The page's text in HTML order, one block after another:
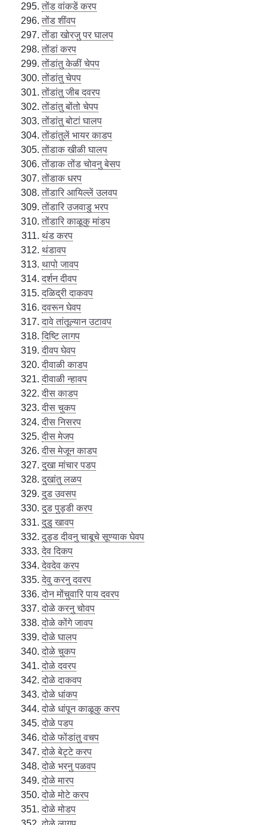
तोंड वांकडें करप
तोंड शींवप
तोंडा खोरजु पर घालप
तोंडां करप
तोंडांतु केळीं चेपप
तोंडांतु चेपप
तोंडांतु जीब दवरप
तोंडांतु बोंतो चेपप
तोंडांतु बोटां घालप
तोंडांतुलें भायर काडप
तोंडाक खीळी घालप
तोंडाक तोंड चोवनु बेसप
तोंडाक धरप
तोंडारि आयिल्लें उलवप
तोंडारि उजवाडु भरप
तोंडारि काळूकु मांडप
थंड करप
थंडावप
थापो जावप
दर्शन दीवप
दळिद्री दाकवप
दवरून घेवप
दावे तांतूल्यान उटावप
दिष्टि लागप
दीवप घेवप
दीवाळी काडप
दीवाळी न्हावप
दीस काडप
दीस चुकप
दीस निसरप
दीस मेजप
दीस मेजून काडप
दुखा मांचार पडप
दुखांतु लळप
दुड उवसप
दुड पुड्डी करप
दुडु खावप
दुड्ड दीवनु चाबूचे सूण्याक घेवप
देव दिकप
देवदेव करप
देवु करनु दवरप
दोन मोंचुवारि पाय दवरप
दोळे करनु चोवप
दोळे कोंगे जावप
दोळे घालप
दोळे चुकप
दोळे दवरप
दोळे दाकवप
दोळे धांकप
दोळे धांपून काळूकु करप
दोळे पडप
दोळे फोंडांतु वचप
दोळे बेट्टे करप
दोळे भरनु पळवप
दोळे मारप
दोळे मोटे करप
दोळे मोडप